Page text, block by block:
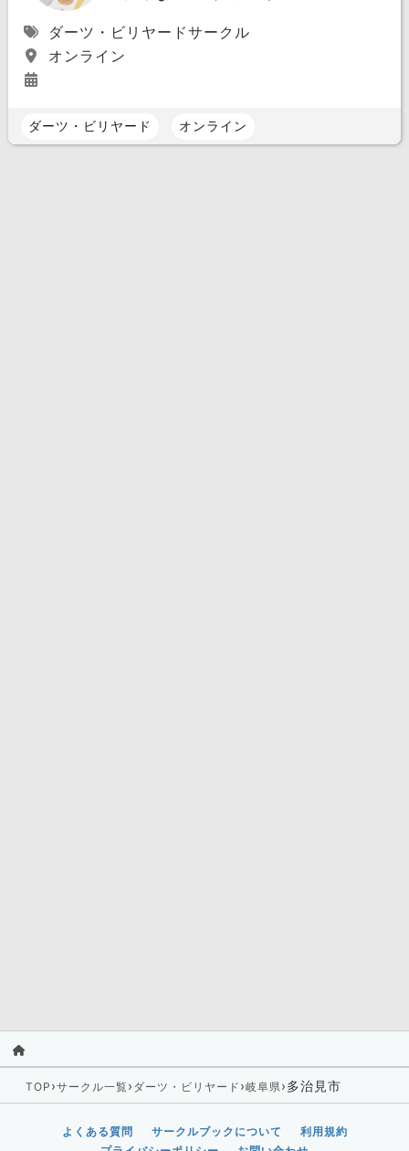
ダーツ・ビリヤードサークル
オンライン
ダーツ・ビリヤード オンライン
TOP ›サークル一覧› ダーツ・ビリヤード ›岐阜県 ›多治見市
よくある質問 サークルブックについて
利用規約